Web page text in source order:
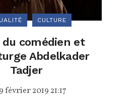
CULTURE
du comédien et
Abdelkader
Tadjer
9 février 2019 21:17